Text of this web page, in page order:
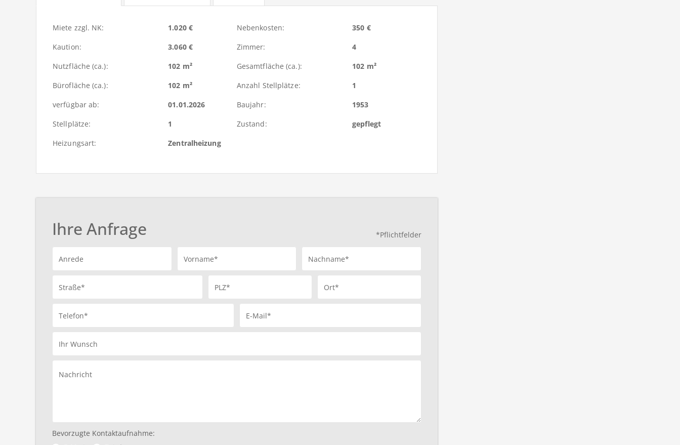
Miete zzgl. NK: 1.020 € Nebenkosten:
350 €
Kaution:
3.060 € Zimmer:
4
Nutzfläche (ca.):
102 m² Gesamtfläche (ca.):
102 m²
Bürofläche (ca.):
102 m² Anzahl Stellplätze:
1
verfügbar ab:
01.01.2026 Baujahr:
1953
Stellplätze:
1 Zustand:
gepflegt
Heizungsart:
Zentralheizung
*Pflichtfelder
Ihre Anfrage
Anrede Vorname* Nachname*
Straße* PLZ* Ort*
Telefon* E-Mail*
Ihr Wunsch
Nachricht
Bevorzugte Kontaktaufnahme: